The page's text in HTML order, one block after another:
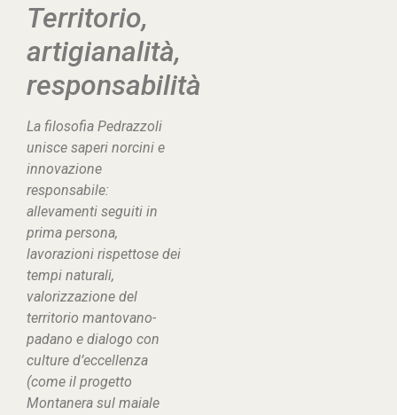
Territorio,
artigianalità,
responsabilità
La filosofia Pedrazzoli
unisce saperi norcini e
innovazione
responsabile:
allevamenti seguiti in
prima persona,
lavorazioni rispettose dei
tempi naturali,
valorizzazione del
territorio mantovano-
padano e dialogo con
culture d’eccellenza
(come il progetto
Montanera sul maiale